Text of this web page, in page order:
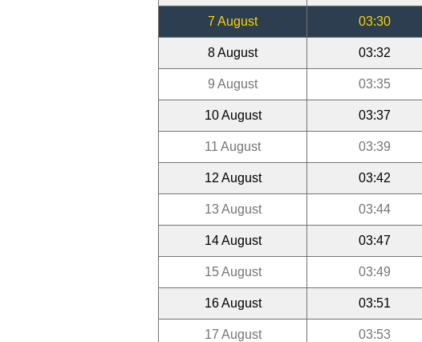
7 August 03:30
8 August 03:32
9 August 03:35
10 August 03:37
11 August 03:39
12 August 03:42
13 August 03:44
14 August 03:47
15 August 03:49
16 August 03:51
17 August 03:53